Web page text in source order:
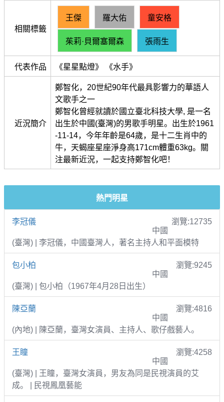
相關標籤
王傑 羅大佑 童安格
茱莉·貝爾塞爾森 張雨生
代表作品 《星星點燈》 《水手》
近況簡介
鄭智化，20世紀90年代最具影響力的華語人
文歌手之一
鄭智化曾經就讀於國立臺北科技大學, 是一名
出生於中國(臺灣)的男歌手明星。出生於1961
-11-14，今年年齡是64歲，是十二生肖中的
牛，天蝎座星座淨身高171cm體重63kg。關
注最新近況，一起支持鄭智化吧！
熱門明星
李冠儀
瀏覽:12735
中國
(臺灣) | 李冠儀，中國臺灣人，著名主持人和平面模特
包小柏
瀏覽:9245
中國
(臺灣) | 包小柏（1967年4月28日出生）
陳亞蘭
瀏覽:4816
中國
(內地) | 陳亞蘭，臺灣女演員、主持人、歌仔戲藝人。
王瞳
瀏覽:4258
中國
(臺灣) | 王瞳，臺灣女演員，男友為同是民視演員的艾
成。 | 民視鳳凰藝能